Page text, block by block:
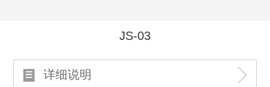
JS-03
详细说明